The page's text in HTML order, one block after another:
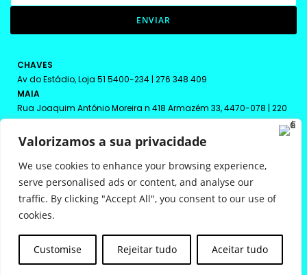
Valorizamos a sua privacidade
We use cookies to enhance your browsing experience,
serve personalised ads or content, and analyse our
traffic. By clicking "Accept All", you consent to our use of
cookies.
Customise Rejeitar tudo Aceitar tudo
u
s
N
w
b
c
N
w
ENVIAR
CHAVES
Av do Estádio, Loja 51 5400-234 | 276 348 409
MAIA
Rua Joaquim António Moreira n 418 Armazém 33, 4470-078 | 220
108 208
VILA REAL
Rua Macau Lote 11, Loja 1 5000-699 | 259 342 613
powered bybto